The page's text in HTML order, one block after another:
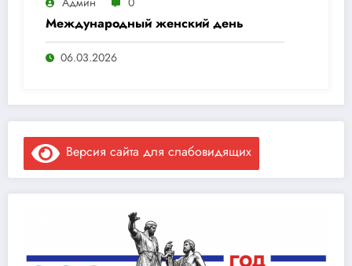
Международный женский день
06.03.2026
Версия сайта для слабовидящих